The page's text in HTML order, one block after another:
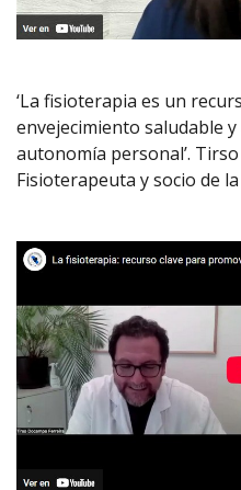
‘La fisioterapia es un
envejecimiento saludable
autonomía personal’.
Fisioterapeuta y socio de la